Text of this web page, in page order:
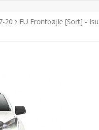
20 EU Frontbøjle [Sort] -